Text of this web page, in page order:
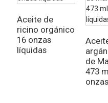
Aceite de
ricino orgánico
16 onzas
líquidas
de
473